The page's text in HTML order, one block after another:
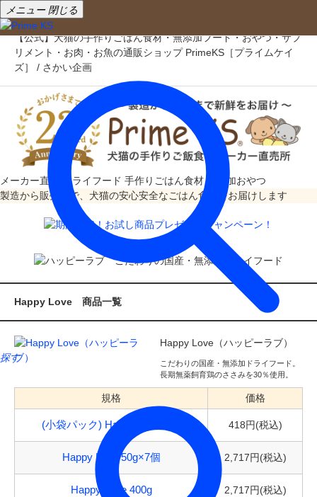
メニュー 閉じる
探す
【公式】犬猫の手作りごはん食材・無添加フード・おやつ・サプ
リメント・お肉・お魚の通販ショップ PrimeKS［プライムケイ
ズ］ / さかい企画
メーカー直売 ドライフード 手作りごはん食材
無添加おやつ
製造から販売まで、犬猫の安心安全なごはん食材をお届けします
Happy Love 商品一覧
Happy Love（ハッピーラブ）
こだわりの国産・無添加ドライフード。
長期無薬飼育鶏のささみを30％使用。
規格 価格
(小袋パック) Happy Love 50g 418円(税込)
Happy Love 50g×7個 2,717円(税込)
Happy Love 400g 2,717円(税込)